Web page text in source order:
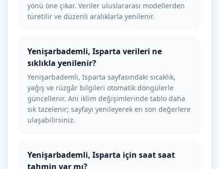
yönü öne çıkar. Veriler uluslararası modellerden
türetilir ve düzenli aralıklarla yenilenir.
Yenişarbademli, Isparta verileri ne
sıklıkla yenilenir?
Yenişarbademli, Isparta sayfasındaki sıcaklık,
yağış ve rüzgâr bilgileri otomatik döngülerle
güncellenir. Ani iklim değişimlerinde tablo daha
sık tazelenir; sayfayı yenileyerek en son değerlere
ulaşabilirsiniz.
Yenişarbademli, Isparta için saat saat
tahmin var mı?